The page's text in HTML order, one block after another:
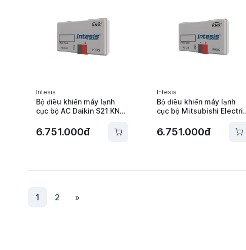
Intesis
Bộ điều khiển máy lạnh
cục bộ AC Daikin S21 KNX
6.751.000đ
Intesis
Bộ điều khiển máy lạnh
cục bộ Mitsubishi Electric
INKNXMIT001I000
6.751.000đ
1 2 »